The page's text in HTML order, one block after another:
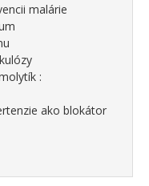
malárie
:
ako blokátor